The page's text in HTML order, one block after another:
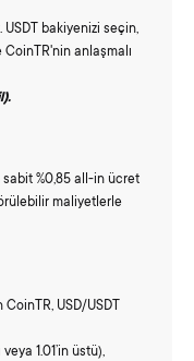
USDT bakiyenizi seçin,
CoinTR'nin anlaşmalı
sabit %0,85 all-in ücret
maliyetlerle
USD/USDT
veya 1.01’in üstü),